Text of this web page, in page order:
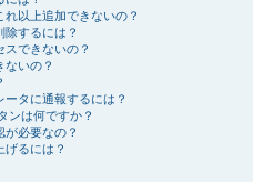
以上追加できないの？
除するには？
できないの？
ないの？
タに通報するには？
ンは何ですか？
が必要なの？
げるには？